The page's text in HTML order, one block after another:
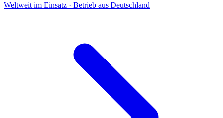
Weltweit im Einsatz · Betrieb aus Deutschland